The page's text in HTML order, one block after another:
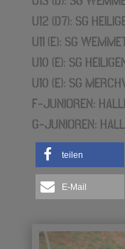
U12 (D7): SG
U11 (E): SG
U10 (E): SG
U10 (E): SG
F-JUNIOREN:
G-JUNIOREN:
teilen
E-Mail